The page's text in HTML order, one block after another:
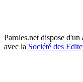
Paroles.net dispose
avec la Société des